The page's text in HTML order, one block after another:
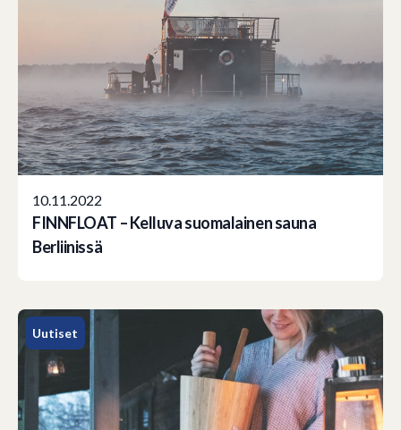
10.11.2022
FINNFLOAT – Kelluva suomalainen sauna
Berliinissä
Uutiset